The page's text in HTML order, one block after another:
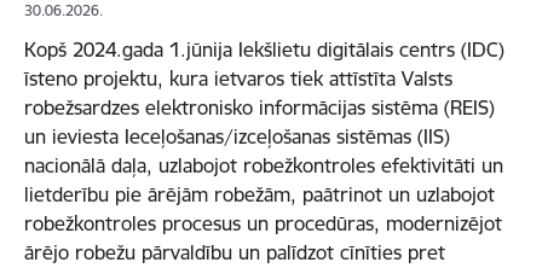
30.06.2026.
Kopš 2024.gada 1.jūnija Iekšlietu digitālais centrs (IDC)
īsteno projektu, kura ietvaros tiek attīstīta Valsts
robežsardzes elektronisko informācijas sistēma (REIS)
un ieviesta Ieceļošanas/izceļošanas sistēmas (IIS)
nacionālā daļa, uzlabojot robežkontroles efektivitāti un
lietderību pie ārējām robežām, paātrinot un uzlabojot
robežkontroles procesus un procedūras, modernizējot
ārējo robežu pārvaldību un palīdzot cīnīties pret